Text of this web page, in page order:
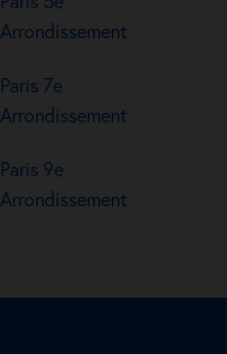
Arrondissement
Paris 7e
Arrondissement
Paris 9e
Arrondissement